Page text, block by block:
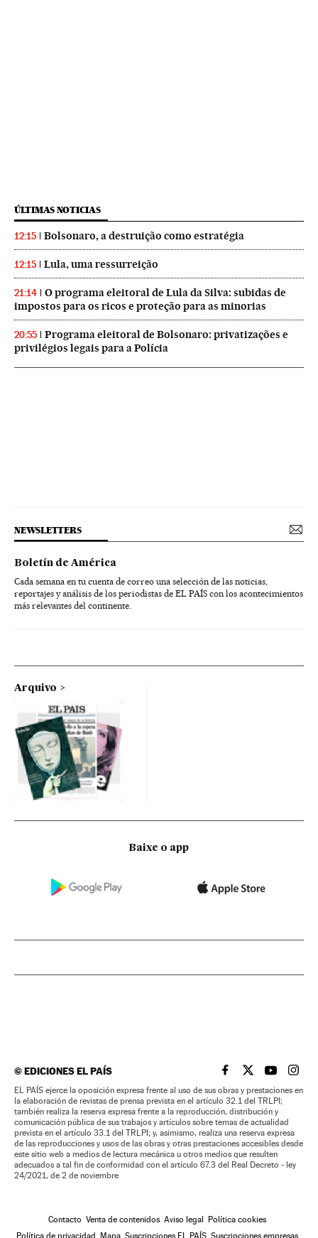
ÚLTIMAS NOTICIAS
12:15 Bolsonaro, a destruição como estratégia
12:15 Lula, uma ressurreição
21:14
O programa eleitoral de Lula da Silva: subidas de
impostos para os ricos e proteção para as minorias
20:55
Programa eleitoral de Bolsonaro: privatizações e
privilégios legais para a Polícia
NEWSLETTERS
Boletín de América
Cada semana en tu cuenta de correo una selección de las noticias,
reportajes y análisis de los periodistas de EL PAÍS con los acontecimientos
más relevantes del continente.
Arquivo
Baixe o app
©EDICIONES EL PAÍS EL PAÍS BRASIL EN
EL PAÍSEL PAÍS
EL
EL PAÍS ejerce la oposición expresa frente al uso de sus obras y prestaciones en
la elaboración de revistas de prensa prevista en el artículo 32.1 del TRLPI;
también realiza la reserva expresa frente a la reproducción, distribución y
comunicación pública de sus trabajos y artículos sobre temas de actualidad
prevista en el artículo 33.1 del TRLPI; y, asimismo, realiza una reserva expresa
de las reproducciones y usos de las obras y otras prestaciones accesibles desde
este sitio web a medios de lectura mecánica u otros medios que resulten
adecuados a tal fin de conformidad con el artículo 67.3 del Real Decreto - ley
24/2021, de 2 de noviembre
Contacto Venta de contenidos Aviso legal Política cookies
Política de privacidad Mapa Suscripciones EL PAÍS Suscripciones empresas